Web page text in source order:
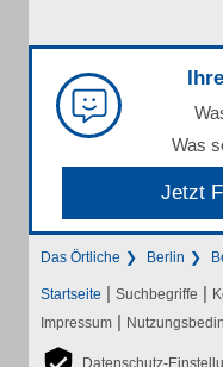
Was
Jetzt
Das Örtliche Berlin
Startseite | Suchbegriffe |
Impressum |
Datenschutz-